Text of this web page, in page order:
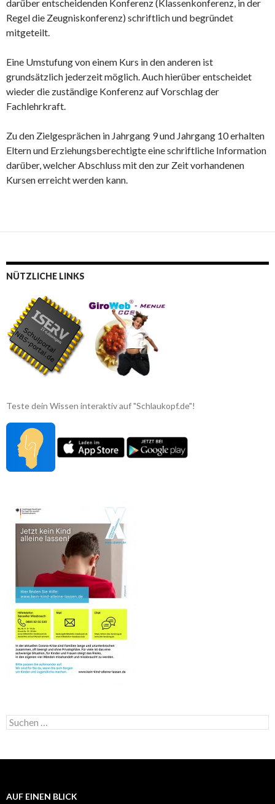
darüber entscheidenden Konferenz (Klassenkonferenz, in der
Regel die Zeugniskonferenz) schriftlich und begründet
mitgeteilt.
Eine Umstufung von einem Kurs in den anderen ist
grundsätzlich jederzeit möglich. Auch hierüber entscheidet
wieder die zuständige Konferenz auf Vorschlag der
Fachlehrkraft.
Zu den Zielgesprächen in Jahrgang 9 und Jahrgang 10 erhalten
Eltern und Erziehungsberechtigte eine schriftliche Information
darüber, welcher Abschluss mit den zur Zeit vorhandenen
Kursen erreicht werden kann.
NÜTZLICHE LINKS
Teste dein Wissen interaktiv auf "Schlaukopf.de"!
S
u
a
AUF EINEN BLICK